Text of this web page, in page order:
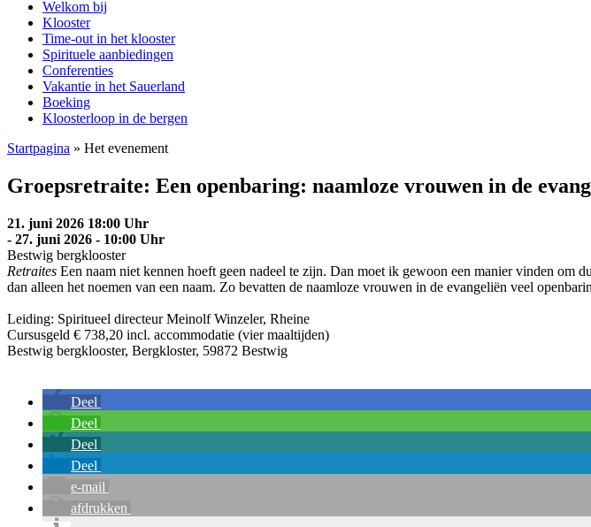
Welkom bij
Klooster
Time-out in het klooster
Spirituele aanbiedingen
Conferenties
Vakantie in het Sauerland
Boeking
Kloosterloop in de bergen
Startpagina » Het evenement
Groepsretraite: Een openbaring: naamloze vrouwen in de
21. juni 2026 18:00 Uhr
- 27. juni 2026 - 10:00 Uhr
Bestwig bergklooster
Retraites Een naam niet kennen hoeft geen nadeel te zijn. Dan moet ik gewoon een manier vinden
dan alleen het noemen van een naam. Zo bevatten de naamloze vrouwen in de evangeliën veel
Leiding: Spiritueel directeur Meinolf Winzeler, Rheine
Cursusgeld € 738,20 incl. accommodatie (vier maaltijden)
Bestwig bergklooster, Bergkloster, 59872 Bestwig
Deel
Deel
Deel
Deel
e-mail
afdrukken